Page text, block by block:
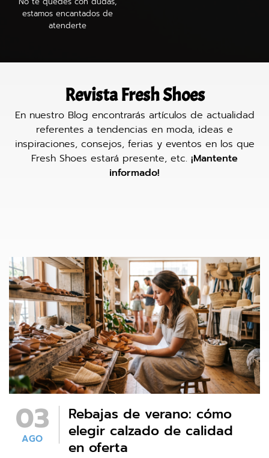
estamos encantados de
atenderte
Revista Fresh Shoes
En nuestro Blog encontrarás artículos de actualidad
referentes a tendencias en moda, ideas e
inspiraciones, consejos, ferias y eventos en los que
Fresh Shoes estará presente, etc. ¡Mantente
informado!
03
AGO
Rebajas de verano: cómo
elegir calzado de calidad
en oferta